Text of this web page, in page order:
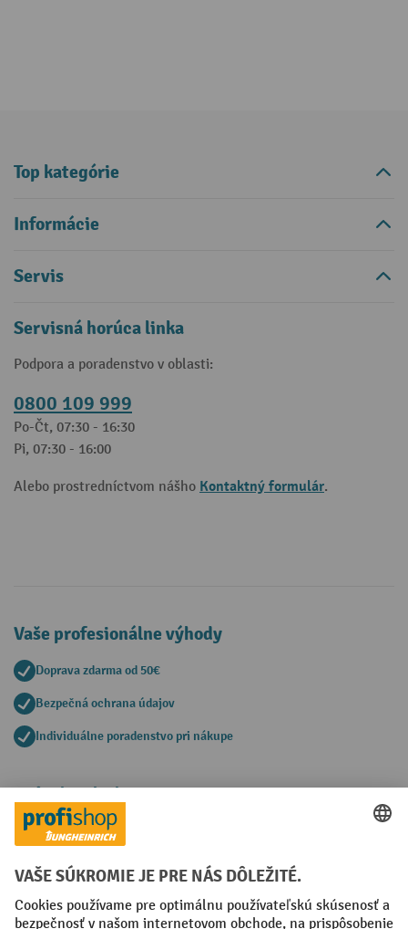
Top kategórie
Informácie
Servis
Servisná horúca linka
Podpora a poradenstvo v oblasti:
0800 109 999
Po-Čt, 07:30 - 16:30
Pi, 07:30 - 16:00
Alebo prostredníctvom nášho Kontaktný formulár.
Vaše profesionálne výhody
Doprava zdarma od 50€
Bezpečná ochrana údajov
Individuálne poradenstvo pri nákupe
Spôsoby platby
Creditcard (Master)Creditcard (Visa)
Faktúra Predplatba